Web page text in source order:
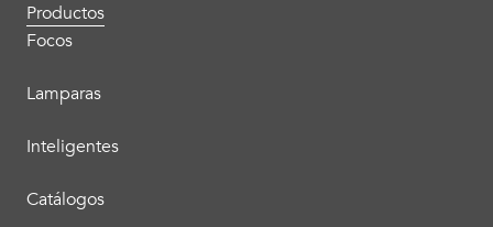
Productos
Focos
Lamparas
Inteligentes
Catálogos